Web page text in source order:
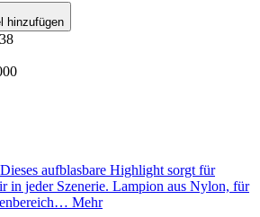
hinzufügen
Dieses aufblasbare Highlight sorgt für
in jeder Szenerie. Lampion aus Nylon, für
Mehr